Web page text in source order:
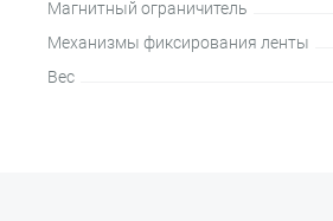
Магнитный ограничитель
Механизмы фиксирования ленты
Вес